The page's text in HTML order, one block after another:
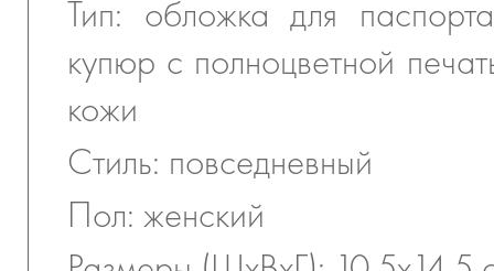
Тип: обложка для
купюр с полноцветной
кожи
Стиль: повседневный
Пол: женский